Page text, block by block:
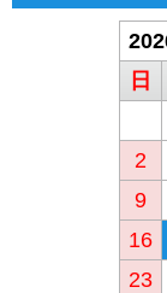
日
2
9
16
23